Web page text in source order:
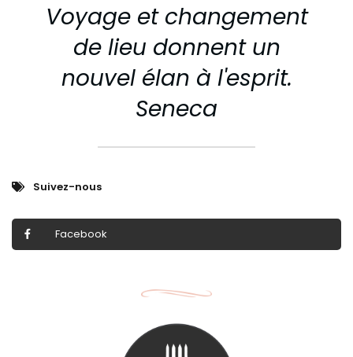
Voyage et changement
de lieu donnent un
nouvel élan à l'esprit.
Seneca
Suivez-nous
Facebook